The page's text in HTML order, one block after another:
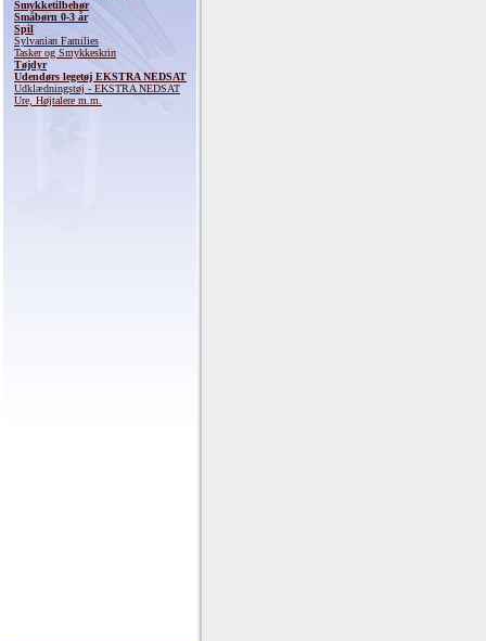
Smykketilbehør
Småbørn 0-3 år
Spil
Sylvanian Families
Tasker og Smykkeskrin
Tøjdyr
Udendørs legetøj EKSTRA NEDSAT
Udklædningstøj - EKSTRA NEDSAT
Ure, Højtalere m.m.